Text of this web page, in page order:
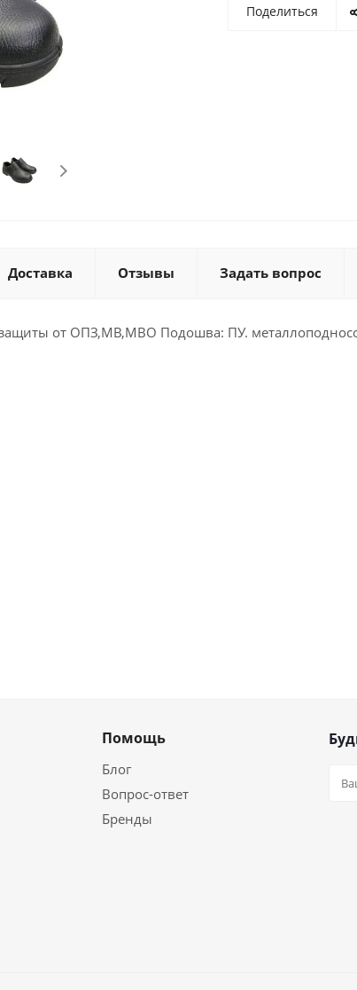
Поделиться
Доставка Отзывы Задать вопрос
от ОПЗ,МВ,МВО Подошва: ПУ.
Помощь
Блог
Вопрос-ответ
Бренды